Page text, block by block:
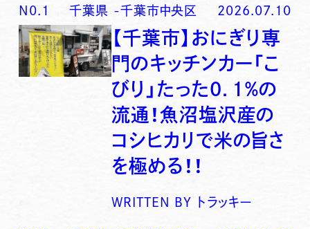
N0. 1 千葉県 -千葉市中央区 2026.07.10
【千葉市】おにぎり専
門のキッチンカー「こ
びり」たった0．1％の
流通！魚沼塩沢産の
コシヒカリで米の旨さ
を極める！！
WRITTEN BY トラッキー